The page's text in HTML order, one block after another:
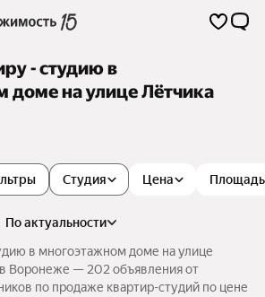
- студию в
доме на улице Лётчика
Студия Цена Площадь
по актуальности
в многоэтажном доме на улице
Воронеже — 202 объявления от
по продаже квартир-студий по цене